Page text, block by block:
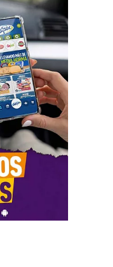
de especial
una
que las
de vida más
de salud,